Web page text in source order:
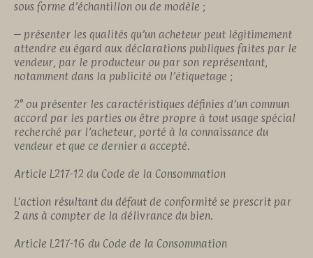
sous forme d’échantillon ou de modèle ;
– présenter les qualités qu’un acheteur peut légitimement
attendre eu égard aux déclarations publiques faites par le
vendeur, par le producteur ou par son représentant,
notamment dans la publicité ou l’étiquetage ;
2° ou présenter les caractéristiques définies d’un commun
accord par les parties ou être propre à tout usage spécial
recherché par l’acheteur, porté à la connaissance du
vendeur et que ce dernier a accepté.
Article L217-12 du Code de la Consommation
L’action résultant du défaut de conformité se prescrit par
2 ans à compter de la délivrance du bien.
Article L217-16 du Code de la Consommation